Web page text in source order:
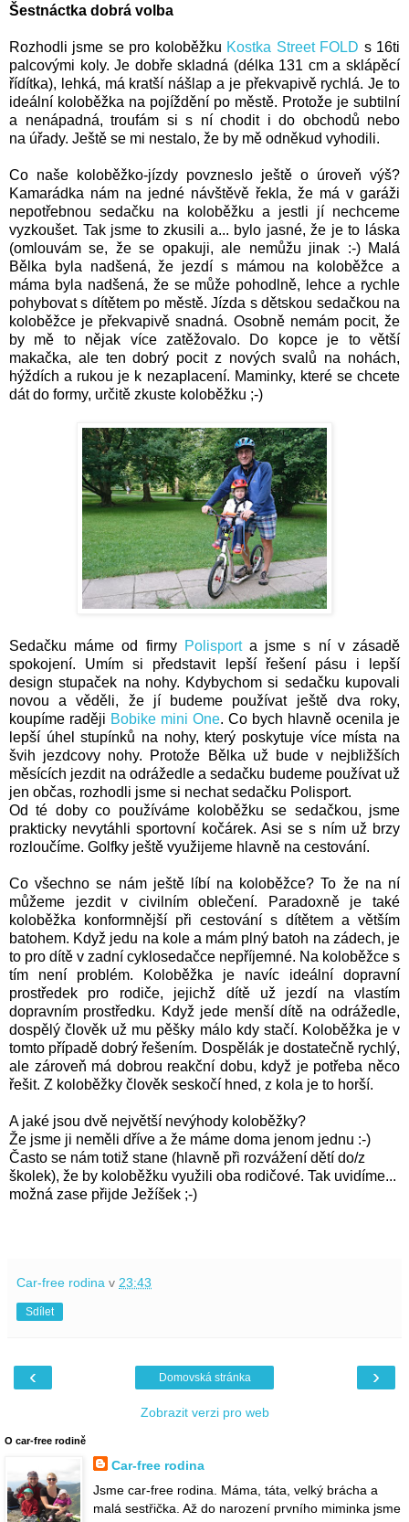
Šestnáctka dobrá volba
Rozhodli jsme se pro koloběžku Kostka Street FOLD s 16ti
palcovými koly. Je dobře skladná (délka 131 cm a sklápěcí
řídítka), lehká, má kratší nášlap a je překvapivě rychlá. Je to
ideální koloběžka na pojíždění po městě. Protože je subtilní
a nenápadná, troufám si s ní chodit i do obchodů nebo
na úřady. Ještě se mi nestalo, že by mě odněkud vyhodili.
Co naše koloběžko-jízdy povzneslo ještě o úroveň výš?
Kamarádka nám na jedné návštěvě řekla, že má v garáži
nepotřebnou sedačku na koloběžku a jestli jí nechceme
vyzkoušet. Tak jsme to zkusili a... bylo jasné, že je to láska
(omlouvám se, že se opakuji, ale nemůžu jinak :-) Malá
Bělka byla nadšená, že jezdí s mámou na koloběžce a
máma byla nadšená, že se může pohodlně, lehce a rychle
pohybovat s dítětem po městě. Jízda s dětskou sedačkou na
koloběžce je překvapivě snadná. Osobně nemám pocit, že
by mě to nějak více zatěžovalo. Do kopce je to větší
makačka, ale ten dobrý pocit z nových svalů na nohách,
hýždích a rukou je k nezaplacení. Maminky, které se chcete
dát do formy, určitě zkuste koloběžku ;-)
Sedačku máme od firmy Polisporta jsme s ní v zásadě
spokojení. Umím si představit lepší řešení pásu i lepší
design stupaček na nohy. Kdybychom si sedačku kupovali
novou a věděli, že jí budeme používat ještě dva roky,
koupíme raději Bobike mini One. Co bych hlavně ocenila je
lepší úhel stupínků na nohy, který poskytuje více místa na
švih jezdcovy nohy. Protože Bělka už bude v nejbližších
měsících jezdit na odrážedle a sedačku budeme používat už
jen občas, rozhodli jsme si nechat sedačku Polisport.
Od té doby co používáme koloběžku se sedačkou, jsme
prakticky nevytáhli sportovní kočárek. Asi se s ním už brzy
rozloučíme. Golfky ještě využijeme hlavně na cestování.
Co všechno se nám ještě líbí na koloběžce? To že na ní
můžeme jezdit v civilním oblečení. Paradoxně je také
koloběžka konformnější při cestování s dítětem a větším
batohem. Když jedu na kole a mám plný batoh na zádech, je
to pro dítě v zadní cyklosedačce nepříjemné. Na koloběžce s
tím není problém. Koloběžka je navíc ideální dopravní
prostředek pro rodiče, jejichž dítě už jezdí na vlastím
dopravním prostředku. Když jede menší dítě na odrážedle,
dospělý člověk už mu pěšky málo kdy stačí. Koloběžka je v
tomto případě dobrý řešením. Dospělák je dostatečně rychlý,
ale zároveň má dobrou reakční dobu, když je potřeba něco
řešit. Z koloběžky člověk seskočí hned, z kola je to horší.
A jaké jsou dvě největší nevýhody koloběžky?
Že jsme ji neměli dříve a že máme doma jenom jednu :-)
Často se nám totiž stane (hlavně při rozvážení dětí do/z
školek), že by koloběžku využili oba rodičové. Tak uvidíme...
možná zase přijde Ježíšek ;-)
Car-free rodina v 23:43
Sdílet
‹ ›
Domovská stránka
Zobrazit verzi pro web
O car-free rodině
Car-free rodina
Jsme car-free rodina. Máma, táta, velký brácha a
malá sestřička. Až do narození prvního miminka jsme